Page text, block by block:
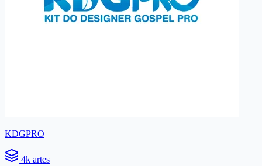
KDGPRO
4k artes